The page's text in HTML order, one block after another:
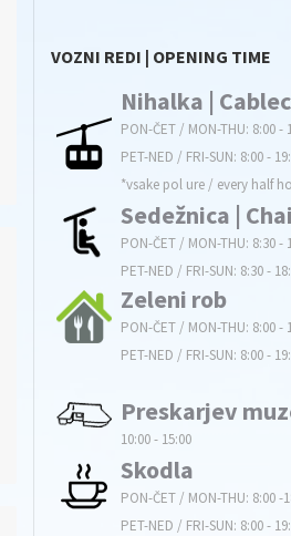
VOZNI REDI | OPENING TIME
Nihalka |
PON-ČET / MON-THU: 8:00 -
PET-NED / FRI-SUN: 8:00 -
*vsake pol ure / every half
Sedežnica |
PON-ČET / MON-THU: 8:30 -
PET-NED / FRI-SUN: 8:30 -
Zeleni rob
PON-ČET / MON-THU: 8:00 -
PET-NED / FRI-SUN: 8:00 -
Preskarjev
10:00 - 15:00
Skodla
PON-ČET / MON-THU: 8:00 -
PET-NED / FRI-SUN: 8:00 -